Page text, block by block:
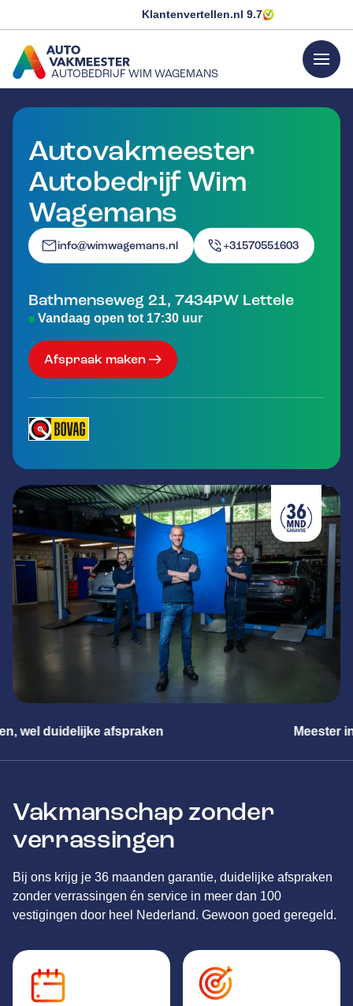
Klantenvertellen.nl 9.7
AUTOBEDRIJF WIM WAGEMANS
GA NAAR DE HOMEPAGINA
menu
Autovakmeester
Autobedrijf Wim
Wagemans
info@wimwagemans.nl +31570551603
Bathmenseweg 21, 7434PW Lettele
Vandaag open tot 17:30 uur
Afspraak maken
Meester in alle merken
Vakmanschap zonder
verrassingen
Bij ons krijg je 36 maanden garantie, duidelijke afspraken
zonder verrassingen én service in meer dan 100
vestigingen door heel Nederland. Gewoon goed geregeld.